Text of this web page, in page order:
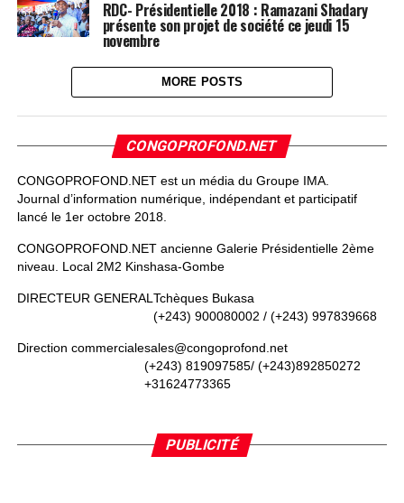
RDC- Présidentielle 2018 : Ramazani Shadary
présente son projet de société ce jeudi 15
novembre
MORE POSTS
CONGOPROFOND.NET
CONGOPROFOND.NET est un média du Groupe IMA.
Journal d’information numérique, indépendant et participatif
lancé le 1er octobre 2018.
CONGOPROFOND.NET ancienne Galerie Présidentielle 2ème
niveau. Local 2M2 Kinshasa-Gombe
DIRECTEUR GENERAL Tchèques Bukasa
(+243) 900080002 / (+243) 997839668
Direction commercialesales@congoprofond.net
(+243) 819097585/ (+243)892850272
+31624773365
PUBLICITÉ